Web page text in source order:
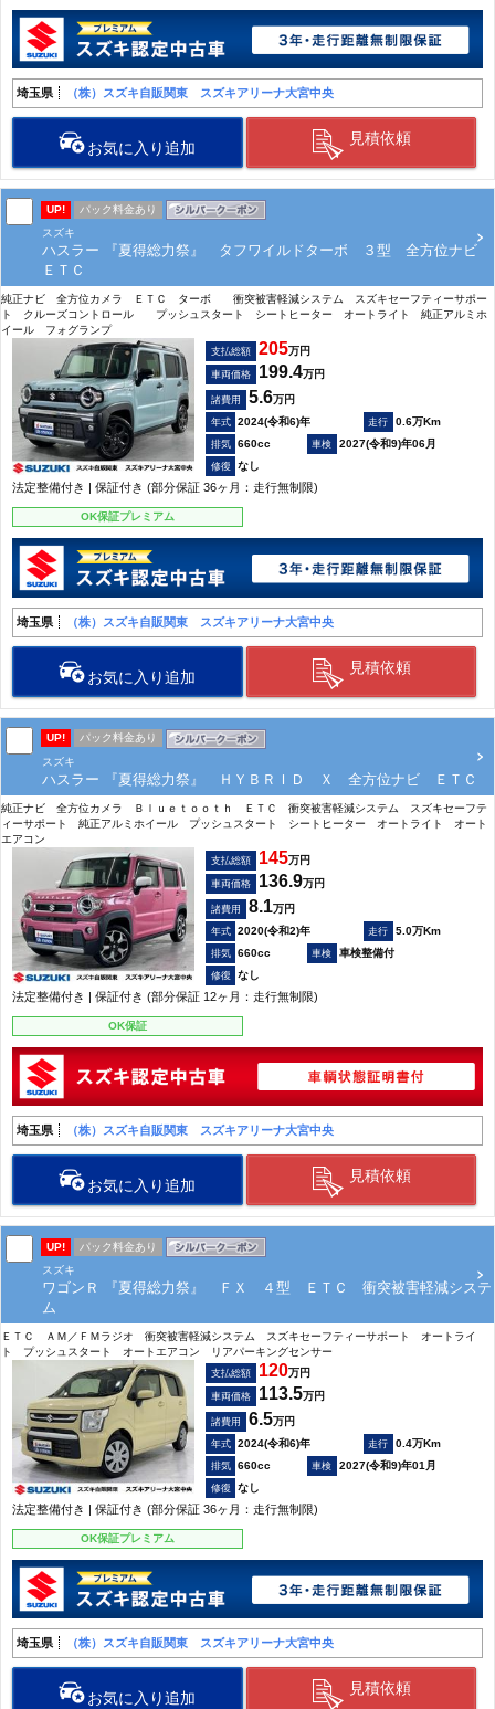
埼玉県 （株）スズキ自販関東 スズキアリーナ大宮中央
お気に入り追加
見積依頼
UP!
パック料金あり
スズキ
ハスラー 『夏得総力祭』 タフワイルドターボ ３型 全方位ナビ
ＥＴＣ
純正ナビ 全方位カメラ ＥＴＣ ターボ 衝突被害軽減システム スズキセーフティーサポー
ト クルーズコントロール プッシュスタート シートヒーター オートライト 純正アルミホ
イール フォグランプ
支払総額 205万円
車両価格 199.4万円
諸費用 5.6万円
2024(令和6)年
0.6万Km
660cc
2027(令和9)年06月
なし
法定整備付き | 保証付き (部分保証 36ヶ月：走行無制限)
OK保証プレミアム
埼玉県 （株）スズキ自販関東 スズキアリーナ大宮中央
お気に入り追加
見積依頼
UP!
パック料金あり
スズキ
ハスラー 『夏得総力祭』 ＨＹＢＲＩＤ Ｘ 全方位ナビ ＥＴＣ
純正ナビ 全方位カメラ Ｂｌｕｅｔｏｏｔｈ ＥＴＣ 衝突被害軽減システム スズキセーフテ
ィーサポート 純正アルミホイール プッシュスタート シートヒーター オートライト オート
エアコン
支払総額 145万円
車両価格 136.9万円
諸費用 8.1万円
2020(令和2)年
5.0万Km
660cc
車検整備付
なし
法定整備付き | 保証付き (部分保証 12ヶ月：走行無制限)
OK保証
埼玉県 （株）スズキ自販関東 スズキアリーナ大宮中央
お気に入り追加
見積依頼
UP!
パック料金あり
スズキ
ワゴンＲ 『夏得総力祭』 ＦＸ ４型 ＥＴＣ 衝突被害軽減システ
ム
ＥＴＣ ＡＭ／ＦＭラジオ 衝突被害軽減システム スズキセーフティーサポート オートライ
ト プッシュスタート オートエアコン リアパーキングセンサー
支払総額 120万円
車両価格 113.5万円
諸費用 6.5万円
2024(令和6)年
0.4万Km
660cc
2027(令和9)年01月
なし
法定整備付き | 保証付き (部分保証 36ヶ月：走行無制限)
OK保証プレミアム
埼玉県 （株）スズキ自販関東 スズキアリーナ大宮中央
お気に入り追加
見積依頼